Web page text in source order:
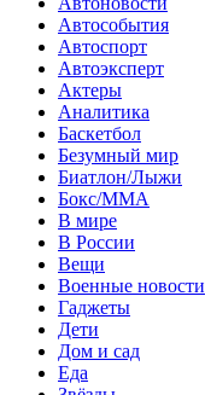
Автособытия
Автоспорт
Автоэксперт
Актеры
Аналитика
Баскетбол
Безумный мир
Биатлон/Лыжи
Бокс/MMA
В мире
В России
Вещи
Военные новости
Гаджеты
Дети
Дом и сад
Еда